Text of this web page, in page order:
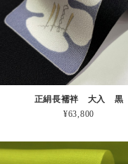
正絹長襦袢 大入 黒
¥63,800